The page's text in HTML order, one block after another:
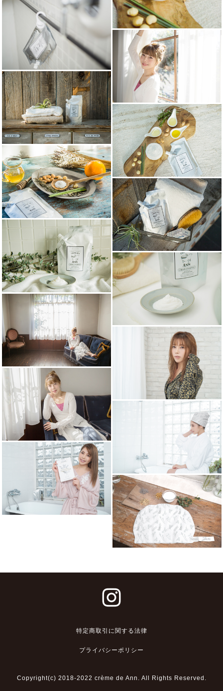
特定商取引に関する法律
プライバシーポリシー
Copyright(c) 2018-2022 crème de Ann. All Rights Reserved.